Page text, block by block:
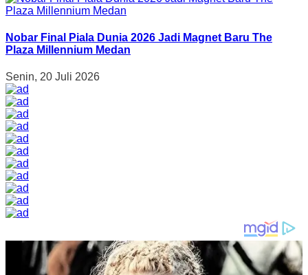
Nobar Final Piala Dunia 2026 Jadi Magnet Baru The
Plaza Millennium Medan
Senin, 20 Juli 2026